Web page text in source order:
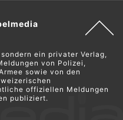
ein privater Verlag,
von Polizei,
sowie von den
offiziellen Meldungen
publiziert.